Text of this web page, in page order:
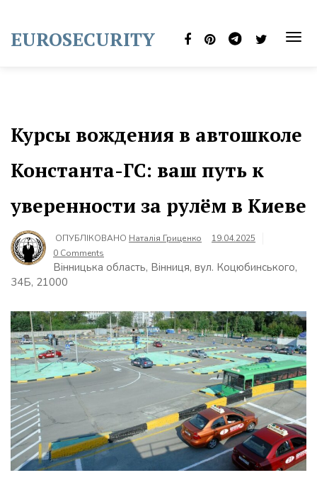
content
EUROSECURITY
Курсы вождения в автошколе
Константа-ГС: ваш путь к
уверенности за рулём в Киеве
ОПУБЛІКОВАНО Наталія Гриценко
19.04.2025
0 Comments
Вінницька область, Вінниця, вул. Коцюбинського,
34Б, 21000